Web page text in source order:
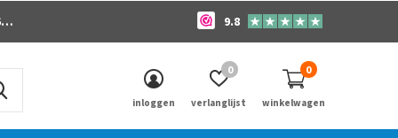
inloggen verlanglijst
0
winkelwagen
0
9.8